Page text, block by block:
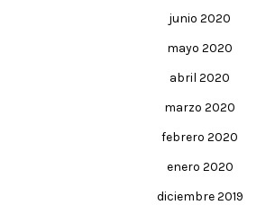
junio 2020
mayo 2020
abril 2020
marzo 2020
febrero 2020
enero 2020
diciembre 2019